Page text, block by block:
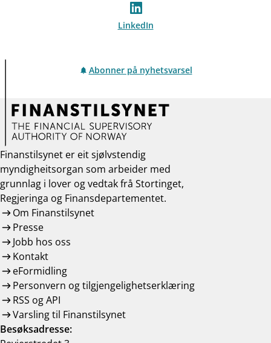
LinkedIn
Abonner på nyhetsvarsel
Finanstilsynet er eit sjølvstendig
myndigheitsorgan som arbeider med
grunnlag i lover og vedtak frå Stortinget,
Regjeringa og Finansdepartementet.
Om Finanstilsynet
Presse
Jobb hos oss
Kontakt
eFormidling
Personvern og tilgjengelighetserklæring
RSS og API
Varsling til Finanstilsynet
Besøksadresse: